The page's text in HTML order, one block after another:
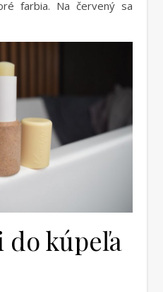
farbia. Na červený sa
do kúpeľa